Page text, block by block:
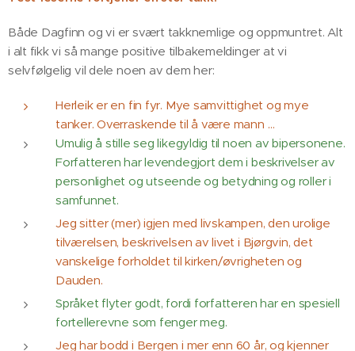
Både Dagfinn og vi er svært takknemlige og oppmuntret. Alt
i alt fikk vi så mange positive tilbakemeldinger at vi
selvfølgelig vil dele noen av dem her:
Herleik er en fin fyr. Mye samvittighet og mye
tanker. Overraskende til å være mann …
Umulig å stille seg likegyldig til noen av bipersonene.
Forfatteren har levendegjort dem i beskrivelser av
personlighet og utseende og betydning og roller i
samfunnet.
Jeg sitter (mer) igjen med livskampen, den urolige
tilværelsen, beskrivelsen av livet i Bjørgvin, det
vanskelige forholdet til kirken/øvrigheten og
Dauden.
Språket flyter godt, fordi forfatteren har en spesiell
fortellerevne som fenger meg.
Jeg har bodd i Bergen i mer enn 60 år, og kjenner